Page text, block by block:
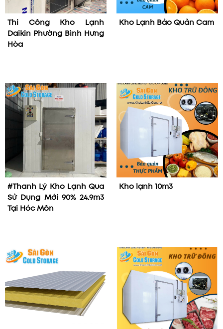
Thi Công Kho Lạnh
Daikin Phường Bình Hưng
Hòa
Kho Lạnh Bảo Quản Cam
#Thanh Lý Kho Lạnh Qua
Sử Dụng Mới 90% 24.9m3
Tại Hóc Môn
Kho lạnh 10m3